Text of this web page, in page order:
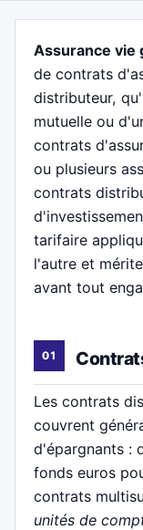
Assurance vie
de contrats
distributeur,
mutuelle ou
contrats
ou plusieurs
contrats
tarifaire
l'autre et
avant tout
Les contrats
couvrent
d'épargnants :
fonds euros
contrats
unités de